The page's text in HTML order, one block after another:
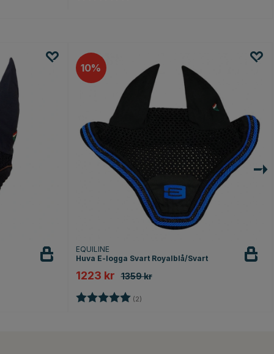
10
EQUILINE
Huva E-logga Svart Royalblå/Svart
1223 kr 1359 kr
Betyg: (2)